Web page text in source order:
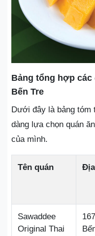
Bảng tổng hợp
Bến Tre
Dưới đây là bảng tóm
dàng lựa chọn quán
của mình.
Tên quán
Sawaddee
Original Thai